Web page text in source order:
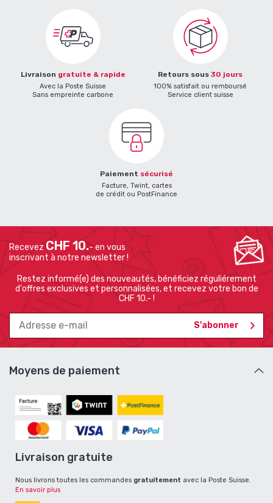
Livraison gratuite & rapide
Avec la Poste Suisse
Sans empreinte carbone
Retours sous 30 jours
100% satisfait ou remboursé
Service client suisse
Paiement sécurisé
Facture, Twint, cartes
de crédit ou PostFinance
RecevezCHF 10.- en vous
inscrivant à notre newsletter !
Restez informé(e) des nouveautés, bénéficiez réguliérement
d'offres exclusives et personnalisées, et recevez votre bon de
CHF 10.- !
Moyens de paiement
Livraison gratuite
Nous livrons toutes les commandes gratuitement avec la Poste Suisse.
En savoir plus